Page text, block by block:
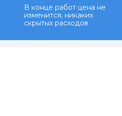
В конце работ цена не
изменится, никаких
скрытых расходов